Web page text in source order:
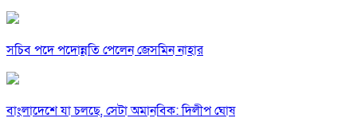
সচিব পদে পদোন্নতি পেলেন জেসমিন নাহার
বাংলাদেশে যা চলছে, সেটা অমানবিক: দিলীপ ঘোষ